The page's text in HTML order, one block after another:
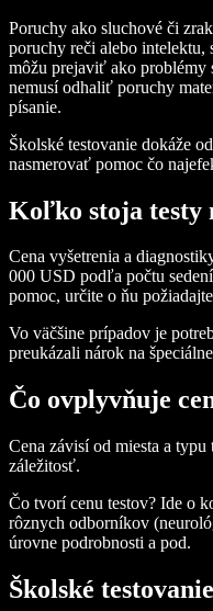
Poruchy ako sluchové či
poruchy reči alebo intelektu,
môžu prejaviť ako problémy
nemusí odhaliť poruchy
písanie.
Školské testovanie dokáže
nasmerovať pomoc čo
Koľko stoja testy
Cena vyšetrenia a
000 USD podľa počtu
pomoc, určite o ňu
Vo väčšine prípadov je
preukázali nárok na
Čo ovplyvňuje
Cena závisí od miesta a
záležitosť.
Čo tvorí cenu testov? Ide o
rôznych odborníkov
úrovne podrobnosti a pod.
Školské